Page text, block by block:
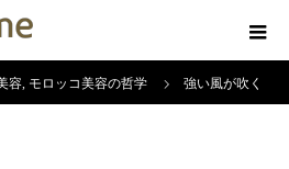
容, モロッコ美容の哲学 強い風が吹く